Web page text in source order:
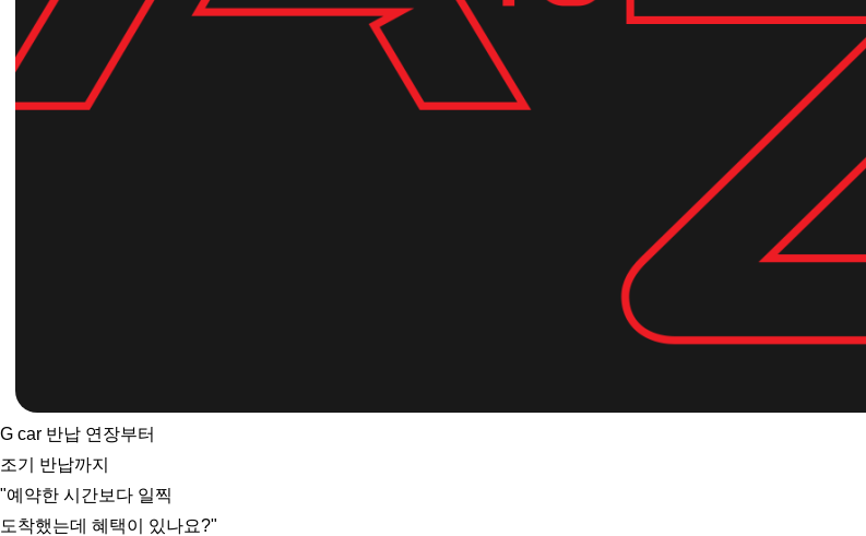
G car 반납 연장부터
조기 반납까지
"예약한 시간보다 일찍
도착했는데 혜택이 있나요?"